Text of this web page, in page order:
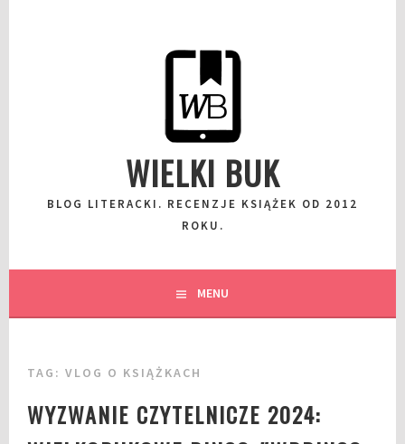
WIELKI BUK
BLOG LITERACKI. RECENZJE KSIĄŻEK OD 2012
ROKU.
MENU
TAG:VLOG O KSIĄŻKACH
WYZWANIE CZYTELNICZE 2024: